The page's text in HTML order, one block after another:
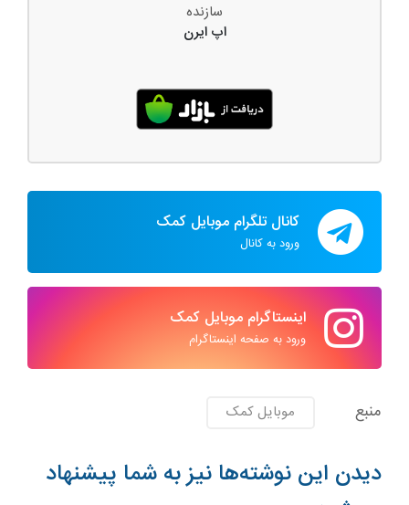
سازنده
اپ ایرن
کانال تلگرام موبایل کمک
ورود به کانال
اینستاگرام موبایل کمک
ورود به صفحه اینستاگرام
منبع موبایل کمک
دیدن این نوشته‌ها نیز به شما پیشنهاد